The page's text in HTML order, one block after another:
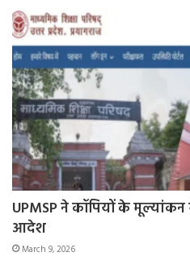
UPMSP ने कॉपियों के मूल्यांकन
आदेश
March 9, 2026